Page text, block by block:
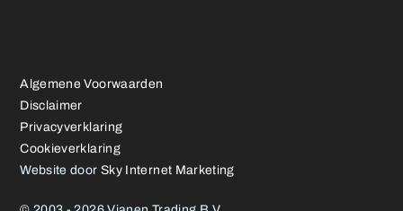
Algemene Voorwaarden
Disclaimer
Privacyverklaring
Cookieverklaring
Website door Sky Internet Marketing